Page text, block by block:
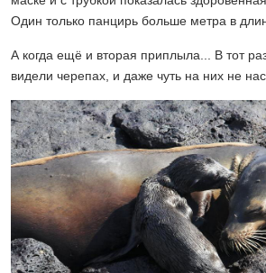
Один только панцирь больше метра в
А когда ещё и вторая приплыла... В тот
видели черепах, и даже чуть на них не